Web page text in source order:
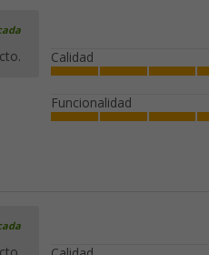
Calidad
Funcionalidad